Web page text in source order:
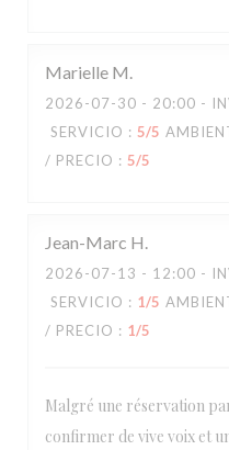
Marielle M
2026-07-30 - 20:00 -
SERVICIO : 5/5
/ PRECIO : 5/5
Jean-Marc H
2026-07-13 - 12:00 -
SERVICIO : 1/5
/ PRECIO : 1/5
Malgré une réservation
confirmer de vive voix et